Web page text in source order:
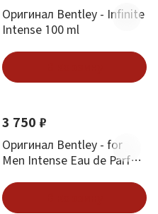
Оригинал Bentley - Infinite
Intense 100 ml
3 750 ₽
Оригинал Bentley - for
Men Intense Eau de Parfum